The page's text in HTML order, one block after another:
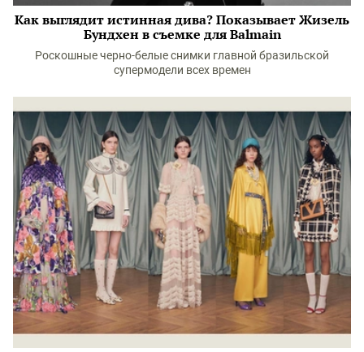
Как выглядит истинная дива? Показывает Жизель
Бундхен в съемке для Balmain
Роскошные черно-белые снимки главной бразильской
супермодели всех времен